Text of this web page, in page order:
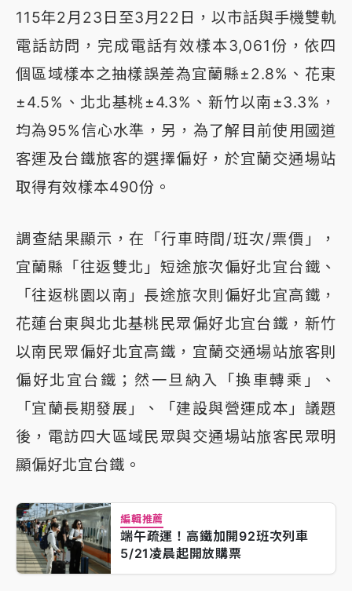
115年2月23日至3月22日，以市話與手機雙軌
電話訪問，完成電話有效樣本3,061份，依四
個區域樣本之抽樣誤差為宜蘭縣±2.8%、花東
±4.5%、北北基桃±4.3%、新竹以南±3.3%，
均為95%信心水準，另，為了解目前使用國道
客運及台鐵旅客的選擇偏好，於宜蘭交通場站
取得有效樣本490份。
調查結果顯示，在「行車時間/班次/票價」，
宜蘭縣「往返雙北」短途旅次偏好北宜台鐵、
「往返桃園以南」長途旅次則偏好北宜高鐵，
花蓮台東與北北基桃民眾偏好北宜台鐵，新竹
以南民眾偏好北宜高鐵，宜蘭交通場站旅客則
偏好北宜台鐵；然一旦納入「換車轉乘」、
「宜蘭長期發展」、「建設與營運成本」議題
後，電訪四大區域民眾與交通場站旅客民眾明
顯偏好北宜台鐵。
編輯推薦
端午疏運！高鐵加開92班次列車
5/21凌晨起開放購票